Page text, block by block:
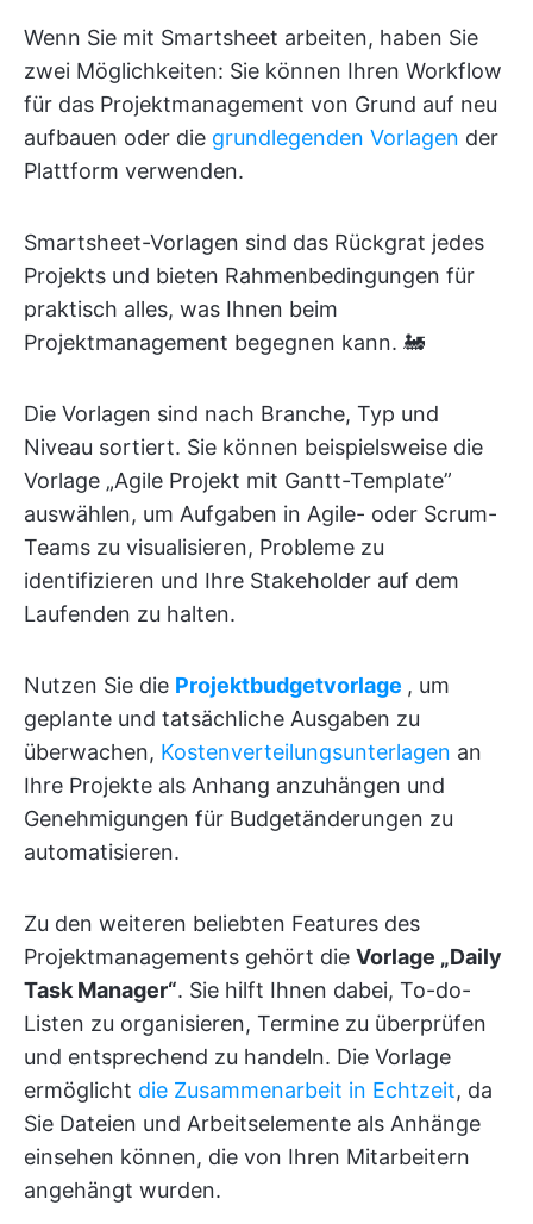
Wenn Sie mit Smartsheet arbeiten, haben Sie
zwei Möglichkeiten: Sie können Ihren Workflow
für das Projektmanagement von Grund auf neu
aufbauen oder die grundlegenden Vorlagen der
Plattform verwenden.
Smartsheet-Vorlagen sind das Rückgrat jedes
Projekts und bieten Rahmenbedingungen für
praktisch alles, was Ihnen beim
Projektmanagement begegnen kann. 🚂
Die Vorlagen sind nach Branche, Typ und
Niveau sortiert. Sie können beispielsweise die
Vorlage „Agile Projekt mit Gantt-Template”
auswählen, um Aufgaben in Agile- oder Scrum-
Teams zu visualisieren, Probleme zu
identifizieren und Ihre Stakeholder auf dem
Laufenden zu halten.
Nutzen Sie die Projektbudgetvorlage , um
geplante und tatsächliche Ausgaben zu
überwachen, Kostenverteilungsunterlagen an
Ihre Projekte als Anhang anzuhängen und
Genehmigungen für Budgetänderungen zu
automatisieren.
Zu den weiteren beliebten Features des
Projektmanagements gehört die Vorlage „Daily
Task Manager“. Sie hilft Ihnen dabei, To-do-
Listen zu organisieren, Termine zu überprüfen
und entsprechend zu handeln. Die Vorlage
ermöglicht die Zusammenarbeit in Echtzeit, da
Sie Dateien und Arbeitselemente als Anhänge
einsehen können, die von Ihren Mitarbeitern
angehängt wurden.